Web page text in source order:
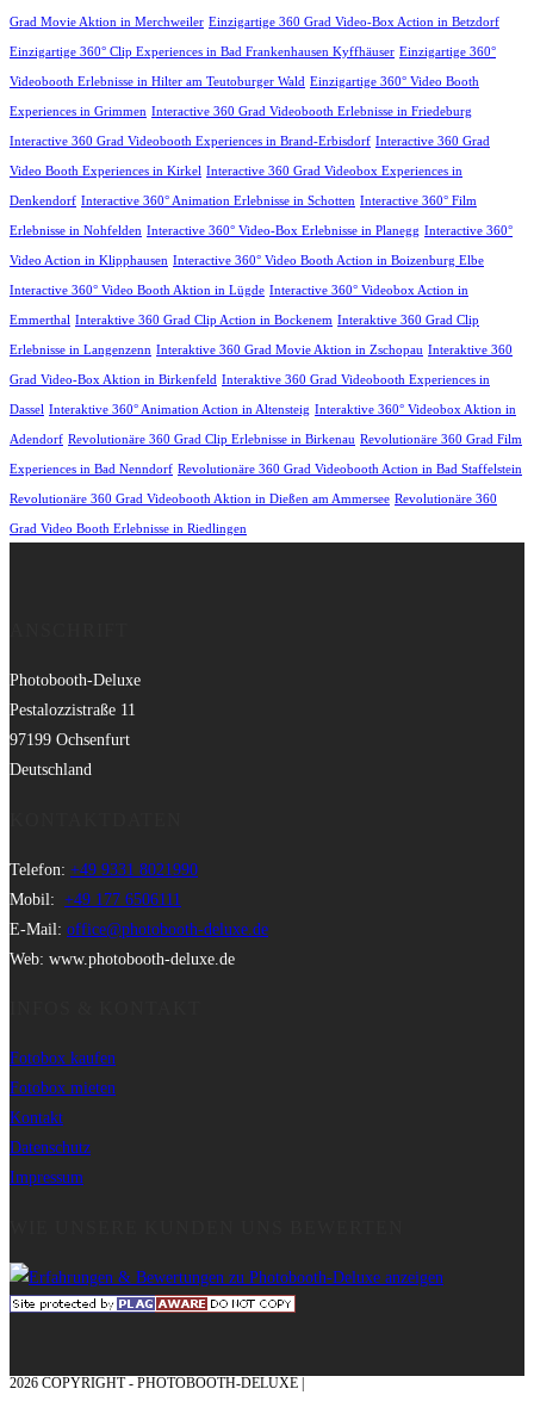
Grad Movie Aktion in Merchweiler Einzigartige 360 Grad Video-Box Action in Betzdorf
Einzigartige 360° Clip Experiences in Bad Frankenhausen Kyffhäuser Einzigartige 360°
Videobooth Erlebnisse in Hilter am Teutoburger Wald Einzigartige 360° Video Booth
Experiences in Grimmen Interactive 360 Grad Videobooth Erlebnisse in Friedeburg
Interactive 360 Grad Videobooth Experiences in Brand-Erbisdorf Interactive 360 Grad
Video Booth Experiences in Kirkel Interactive 360 Grad Videobox Experiences in
Denkendorf Interactive 360° Animation Erlebnisse in Schotten Interactive 360° Film
Erlebnisse in Nohfelden Interactive 360° Video-Box Erlebnisse in Planegg Interactive 360°
Video Action in Klipphausen Interactive 360° Video Booth Action in Boizenburg Elbe
Interactive 360° Video Booth Aktion in Lügde Interactive 360° Videobox Action in
Emmerthal Interaktive 360 Grad Clip Action in Bockenem Interaktive 360 Grad Clip
Erlebnisse in Langenzenn Interaktive 360 Grad Movie Aktion in Zschopau Interaktive 360
Grad Video-Box Aktion in Birkenfeld Interaktive 360 Grad Videobooth Experiences in
Dassel Interaktive 360° Animation Action in Altensteig Interaktive 360° Videobox Aktion in
Adendorf Revolutionäre 360 Grad Clip Erlebnisse in Birkenau Revolutionäre 360 Grad Film
Experiences in Bad Nenndorf Revolutionäre 360 Grad Videobooth Action in Bad Staffelstein
Revolutionäre 360 Grad Videobooth Aktion in Dießen am Ammersee Revolutionäre 360
Grad Video Booth Erlebnisse in Riedlingen
Photobooth-Deluxe
Pestalozzistraße 11
97199 Ochsenfurt
Deutschland
Telefon: +49 9331 8021990
Mobil: +49 177 6506111
E-Mail: office@photobooth-deluxe.de
Web: www.photobooth-deluxe.de
Fotobox kaufen
Fotobox mieten
Kontakt
Datenschutz
Impressum
2026 COPYRIGHT - PHOTOBOOTH-DELUXE |